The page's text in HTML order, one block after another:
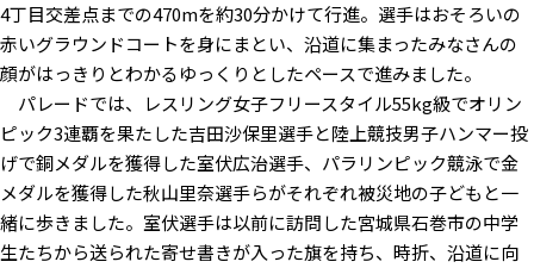
4丁目交差点までの470mを約30分かけて行進。選手はおそろいの
赤いグラウンドコートを身にまとい、沿道に集まったみなさんの
顔がはっきりとわかるゆっくりとしたペースで進みました。
パレードでは、レスリング女子フリースタイル55kg級でオリン
ピック3連覇を果たした吉田沙保里選手と陸上競技男子ハンマー投
げで銅メダルを獲得した室伏広治選手、パラリンピック競泳で金
メダルを獲得した秋山里奈選手らがそれぞれ被災地の子どもと一
緒に歩きました。室伏選手は以前に訪問した宮城県石巻市の中学
生たちから送られた寄せ書きが入った旗を持ち、時折、沿道に向